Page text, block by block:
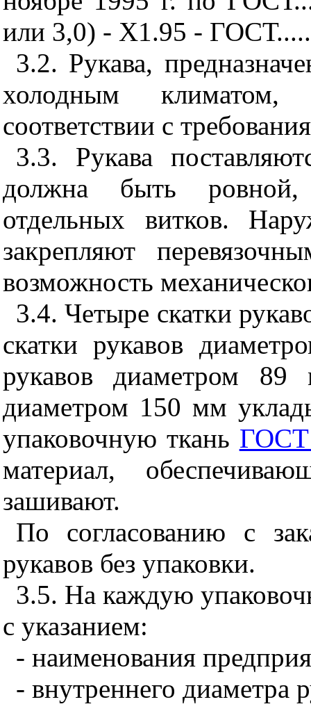
или 3,0) - Х1.95 -
3.2. Рукава,
холодным
соответствии с
3.3. Рукава
должна быть
отдельных витков.
закрепляют
возможность
3.4. Четыре скатки
скатки рукавов
рукавов диаметром
диаметром 150 мм
упаковочную ткань ГОСТ
материал,
зашивают.
По согласованию с
рукавов без упаковки.
3.5. На каждую
с указанием:
- наименования
- внутреннего диаметра